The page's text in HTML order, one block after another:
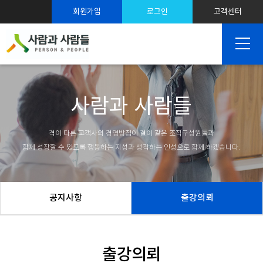
회원가입 로그인 고객센터
사람과 사람들
격이 다른 고객사의 경영방침이 결이 같은 조직구성원들과
함께 성장할 수 있도록 행동하는 지성과 생각하는 인성으로 함께 하겠습니다.
공지사항 출강의뢰
출강의뢰